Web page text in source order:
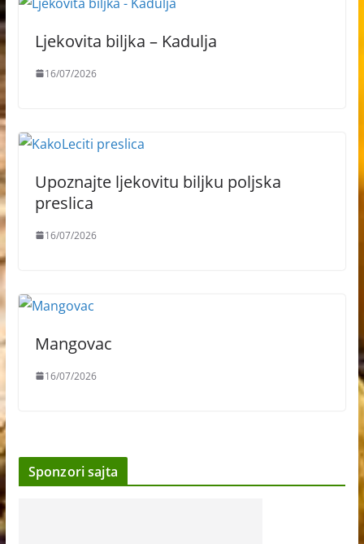
Ljekovita biljka – Kadulja
16/07/2026
Upoznajte ljekovitu biljku poljska
preslica
16/07/2026
Mangovac
16/07/2026
Sponzori sajta